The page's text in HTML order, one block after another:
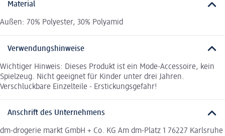
Material
Außen: 70% Polyester, 30% Polyamid
Verwendungshinweise
Wichtiger Hinweis: Dieses Produkt ist ein Mode-Accessoire, kein
Spielzeug. Nicht geeignet für Kinder unter drei Jahren.
Verschluckbare Einzelteile - Erstickungsgefahr!
Anschrift des Unternehmens
dm-drogerie markt GmbH + Co. KG Am dm-Platz 1 76227 Karlsruhe